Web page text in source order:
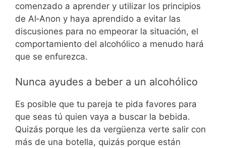
comenzado a aprender y utilizar los principios
de Al‑Anon y haya aprendido a evitar las
discusiones para no empeorar la situación, el
comportamiento del alcohólico a menudo hará
que se enfurezca.
Nunca ayudes a beber a un alcohólico
Es posible que tu pareja te pida favores para
que seas tú quien vaya a buscar la bebida.
Quizás porque les da vergüenza verte salir con
más de una botella, quizás porque están